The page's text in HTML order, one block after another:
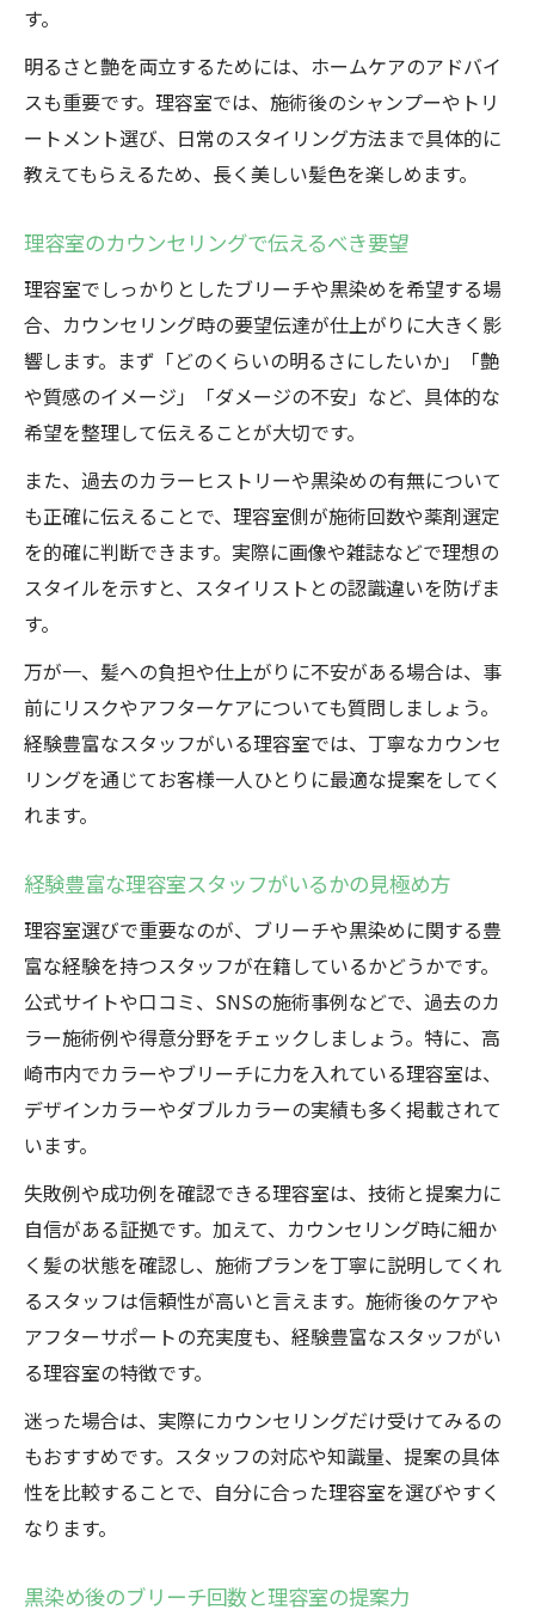
す。
明るさと艶を両立するためには、ホームケアのアドバイ
スも重要です。理容室では、施術後のシャンプーやトリ
ートメント選び、日常のスタイリング方法まで具体的に
教えてもらえるため、長く美しい髪色を楽しめます。
理容室のカウンセリングで伝えるべき要望
理容室でしっかりとしたブリーチや黒染めを希望する場
合、カウンセリング時の要望伝達が仕上がりに大きく影
響します。まず「どのくらいの明るさにしたいか」「艶
や質感のイメージ」「ダメージの不安」など、具体的な
希望を整理して伝えることが大切です。
また、過去のカラーヒストリーや黒染めの有無について
も正確に伝えることで、理容室側が施術回数や薬剤選定
を的確に判断できます。実際に画像や雑誌などで理想の
スタイルを示すと、スタイリストとの認識違いを防げま
す。
万が一、髪への負担や仕上がりに不安がある場合は、事
前にリスクやアフターケアについても質問しましょう。
経験豊富なスタッフがいる理容室では、丁寧なカウンセ
リングを通じてお客様一人ひとりに最適な提案をしてく
れます。
経験豊富な理容室スタッフがいるかの見極め方
理容室選びで重要なのが、ブリーチや黒染めに関する豊
富な経験を持つスタッフが在籍しているかどうかです。
公式サイトや口コミ、SNSの施術事例などで、過去のカ
ラー施術例や得意分野をチェックしましょう。特に、高
崎市内でカラーやブリーチに力を入れている理容室は、
デザインカラーやダブルカラーの実績も多く掲載されて
います。
失敗例や成功例を確認できる理容室は、技術と提案力に
自信がある証拠です。加えて、カウンセリング時に細か
く髪の状態を確認し、施術プランを丁寧に説明してくれ
るスタッフは信頼性が高いと言えます。施術後のケアや
アフターサポートの充実度も、経験豊富なスタッフがい
る理容室の特徴です。
迷った場合は、実際にカウンセリングだけ受けてみるの
もおすすめです。スタッフの対応や知識量、提案の具体
性を比較することで、自分に合った理容室を選びやすく
なります。
黒染め後のブリーチ回数と理容室の提案力